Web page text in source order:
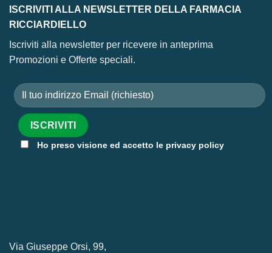
ISCRIVITI ALLA NEWSLETTER DELLA FARMACIA
RICCIARDIELLO
Iscriviti alla newsletter per ricevere in anteprima
Promozioni e Offerte speciali.
Ho preso visione ed accetto le privacy policy
Via Giuseppe Orsi, 99,